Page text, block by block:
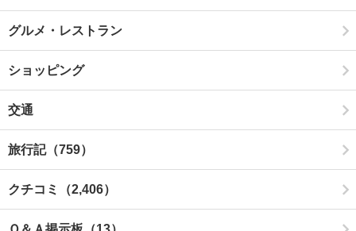
グルメ・レストラン
ショッピング
交通
旅行記（759）
クチコミ（2,406）